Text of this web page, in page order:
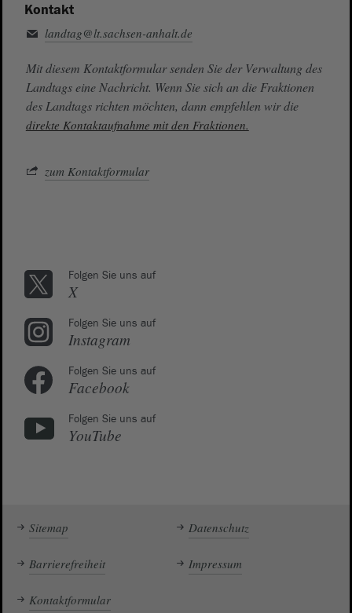
Kontakt
landtag@lt.sachsen-anhalt.de
Mit diesem Kontaktformular senden Sie der Verwaltung des
Landtags eine Nachricht. Wenn Sie sich an die Fraktionen
des Landtags richten möchten, dann empfehlen wir die
direkte Kontaktaufnahme mit den Fraktionen.
zum Kontaktformular
Folgen Sie uns auf
X
Folgen Sie uns auf
Instagram
Folgen Sie uns auf
Facebook
Folgen Sie uns auf
YouTube
Sitemap Datenschutz
Barrierefreiheit Impressum
Kontaktformular